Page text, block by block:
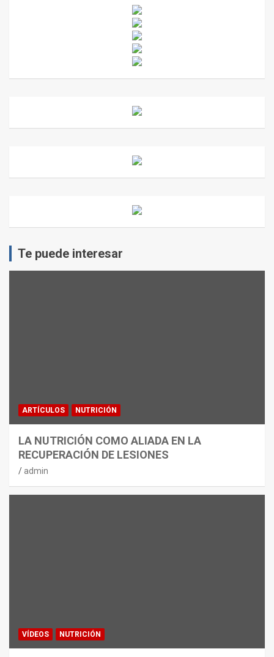
Te puede interesar
ARTÍCULOS NUTRICIÓN
LA NUTRICIÓN COMO ALIADA EN LA
RECUPERACIÓN DE LESIONES
admin
VÍDEOS NUTRICIÓN